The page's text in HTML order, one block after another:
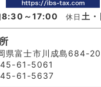
8:30～17:00 休日 土・
県富士市川成島684-20
61-5061
61-5637